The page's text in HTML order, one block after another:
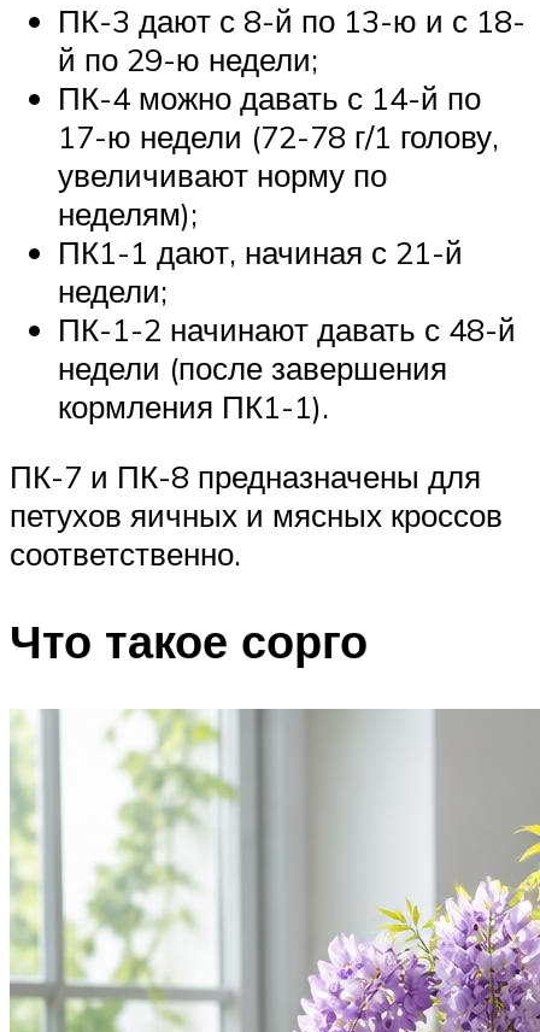
ПК-3 дают с 8-й по 13-ю и с 18-
й по 29-ю недели;
ПК-4 можно давать с 14-й по
17-ю недели (72-78 г/1 голову,
увеличивают норму по
неделям);
ПК1-1 дают, начиная с 21-й
недели;
ПК-1-2 начинают давать с 48-й
недели (после завершения
кормления ПК1-1).
ПК-7 и ПК-8 предназначены для
петухов яичных и мясных кроссов
соответственно.
Что такое сорго